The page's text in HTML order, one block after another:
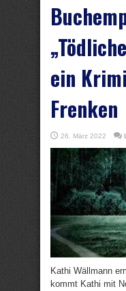
ein
Frenken
26. März 2022
Kathi Wällmann
kommt Kathi mit